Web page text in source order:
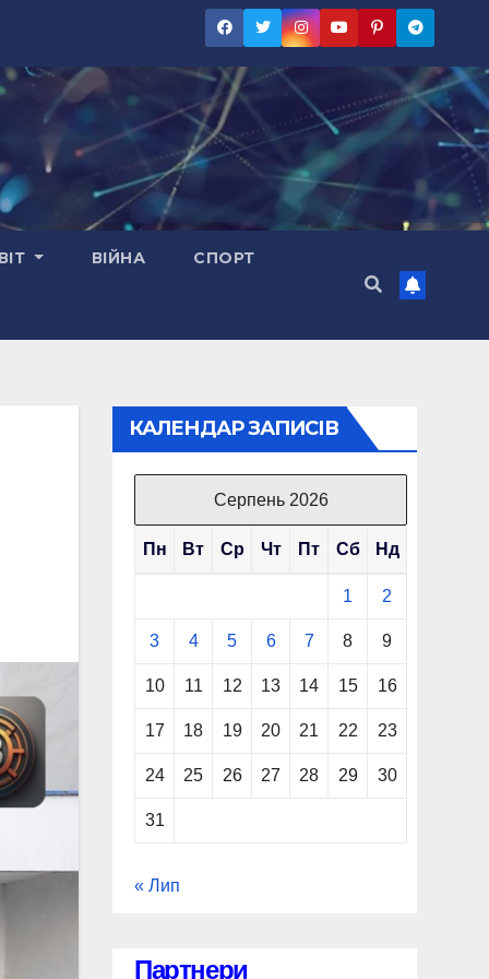
ВІЙНА СПОРТ
КАЛЕНДАР ЗАПИСІВ
Серпень 2026
Пн Вт Ср Чт Пт Сб Нд
1 2
3 4 5 6 7 8 9
10 11 12 13 14 15 16
17 18 19 20 21 22 23
24 25 26 27 28 29 30
31
« Лип
Партнери